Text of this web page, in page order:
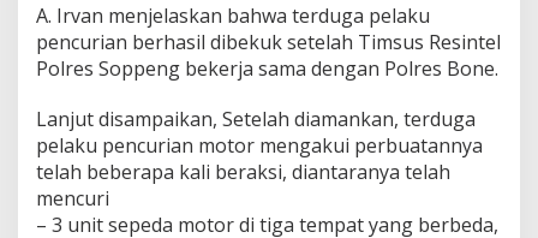
b
u
l
u
B
o
n
e
A. Irvan menjelaskan bahwa terduga pelaku
pencurian berhasil dibekuk setelah Timsus Resintel
Polres Soppeng bekerja sama dengan Polres Bone.
Lanjut disampaikan, Setelah diamankan, terduga
pelaku pencurian motor mengakui perbuatannya
telah beberapa kali beraksi, diantaranya telah
mencuri
– 3 unit sepeda motor di tiga tempat yang berbeda,